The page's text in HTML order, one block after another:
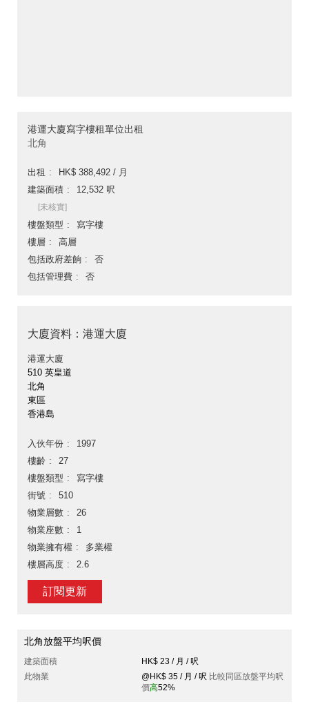
港運大廈寫字樓租單位出租
北角
出租
HK$ 388,492 / 月
建築面積
12,532 呎
[未核實]
樓盤類型
寫字樓
樓層
高層
包括政府差餉
否
包括管理費
否
大廈資料：港運大廈
港運大廈
510 英皇道
北角
東區
香港島
入伙年份
1997
樓齡
27
樓盤類型
寫字樓
街號
510
物業層數
26
物業座數
1
物業擁有權
多業權
樓層高度
2.6
訂閱更新
北角放盤平均呎價
建築面積
HK$ 23 / 月 / 呎
此物業
@HK$ 35 / 月 / 呎 比較同區放盤平均呎
價高52%